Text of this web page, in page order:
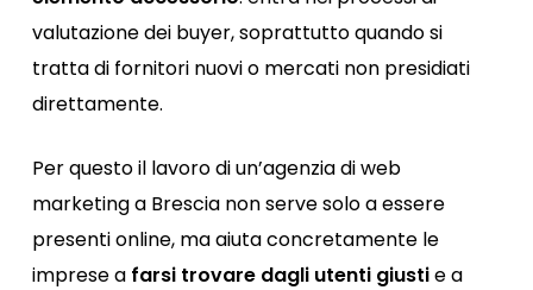
valutazione dei buyer, soprattutto quando si
tratta di fornitori nuovi o mercati non presidiati
direttamente.
Per questo il lavoro di un’agenzia di web
marketing a Brescia non serve solo a essere
presenti online, ma aiuta concretamente le
imprese a farsi trovare dagli utenti giustie a